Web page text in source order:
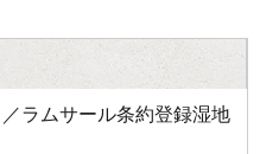
ラムサール条約登録湿地